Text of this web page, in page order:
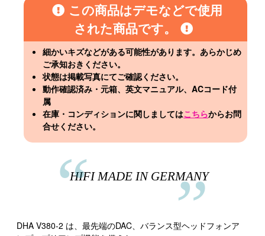
この商品はデモなどで使用
された商品です。
細かいキズなどがある可能性があります。あらかじめ
ご承知おきください。
状態は掲載写真にてご確認ください。
動作確認済み・元箱、英文マニュアル、ACコード付
属
在庫・コンディションに関しましてはこちらからお問
合せください。
HIFI MADE IN GERMANY
DHA V380-2 は、最先端のDAC、バランス型ヘッドフォンア